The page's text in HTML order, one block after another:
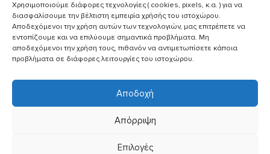
Χρησιμοποιούμε διάφορες τεχνολογίες ( cookies, pixels, κ.α. ) για να
διασφαλίσουμε την βέλτιστη εμπειρία χρήσής του ιστοχώρου.
Αποδεχόμενοι την χρήση αυτών των τεχνολογιών, μας επιτρέπετε να
εντοπίζουμε και να επιλύουμε σημαντικά προβλήματα. Μη
αποδεχόμενοι την χρήση τους, πιθανόν να αντιμετωπίσετε κάποια
προβλήματα σε διάφορες λειτουργίες του ιστοχώρου.
Αποδοχή
Απόρριψη
Επιλογές
Vegan Χωριάτικη Σαλάτα με Φέτα από Τόφου
ΙΟΎΝ 26
Καλοκαίρι, ζεστάρα και “χωριάτικη” σαλάτα! Έχοντας
μεγαλώσει με αυτό το...
Πικάντικες πέννες με ντομάτα
ΙΟΎΝ 18